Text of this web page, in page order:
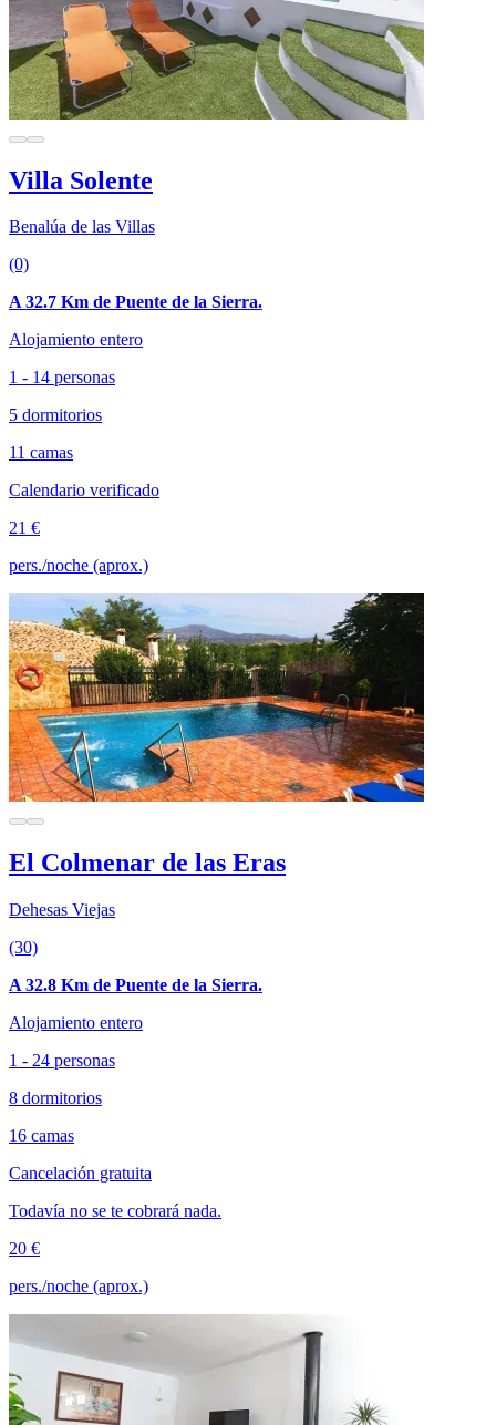
Villa Solente
Benalúa de las Villas
(0)
A 32.7 Km de Puente de la Sierra.
Alojamiento entero
1 - 14 personas
5 dormitorios
11 camas
Calendario verificado
21 €
pers./noche (aprox.)
El Colmenar de las Eras
Dehesas Viejas
(30)
A 32.8 Km de Puente de la Sierra.
Alojamiento entero
1 - 24 personas
8 dormitorios
16 camas
Cancelación gratuita
Todavía no se te cobrará nada.
20 €
pers./noche (aprox.)